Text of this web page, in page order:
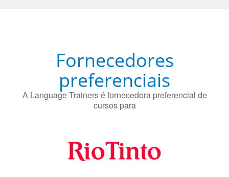
Fornecedores
preferenciais